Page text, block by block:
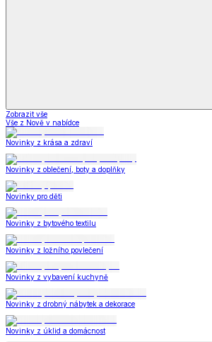
Zobrazit vše
Vše z Nově v nabídce
Novinky z krása a zdraví
Novinky z oblečení, boty a doplňky
Novinky pro děti
Novinky z bytového textilu
Novinky z ložního povlečení
Novinky z vybavení kuchyně
Novinky z drobný nábytek a dekorace
Novinky z úklid a domácnost